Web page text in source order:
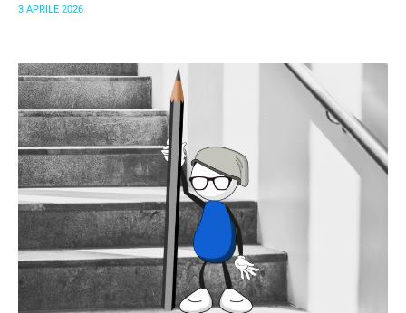
3 APRILE 2026